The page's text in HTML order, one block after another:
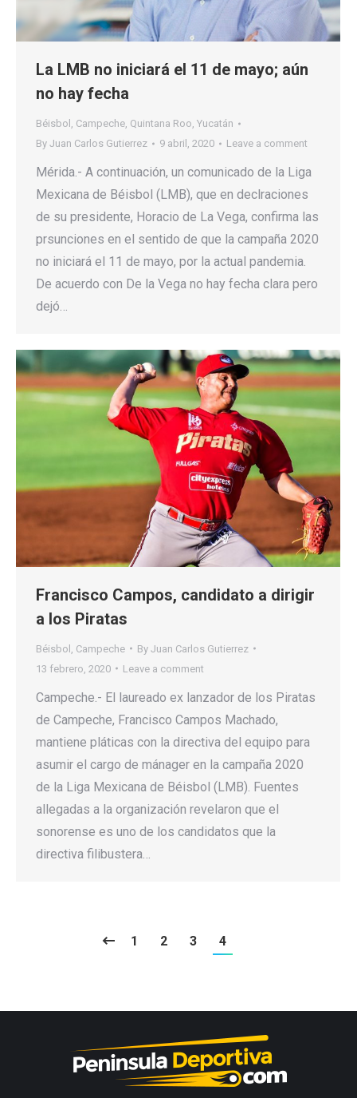
La LMB no iniciará el 11 de mayo; aún
no hay fecha
Béisbol , Campeche, Quintana Roo, Yucatán
By Juan Carlos Gutierrez 9 abril, 2020 Leave a comment
Mérida.- A continuación, un comunicado de la Liga
Mexicana de Béisbol (LMB), que en declraciones
de su presidente, Horacio de La Vega, confirma las
prsunciones en el sentido de que la campaña 2020
no iniciará el 11 de mayo, por la actual pandemia.
De acuerdo con De la Vega no hay fecha clara pero
dejó…
Francisco Campos, candidato a dirigir
a los Piratas
Béisbol Campeche By Juan Carlos Gutierrez
13 febrero, 2020
Leave a comment
Campeche.- El laureado ex lanzador de los Piratas
de Campeche, Francisco Campos Machado,
mantiene pláticas con la directiva del equipo para
asumir el cargo de mánager en la campaña 2020
de la Liga Mexicana de Béisbol (LMB). Fuentes
allegadas a la organización revelaron que el
sonorense es uno de los candidatos que la
directiva filibustera…
1 2 3 4